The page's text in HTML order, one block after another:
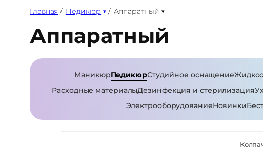
Главная / Педикюр / Аппаратный
Аппаратный
МаникюрПедикюрСтудийное оснащение
Расходные материалыДезинфекция и стерилизация
ЭлектрооборудованиеНовинки